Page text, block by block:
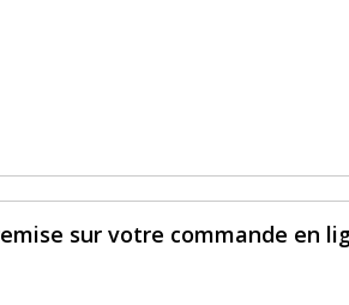
sur votre commande en